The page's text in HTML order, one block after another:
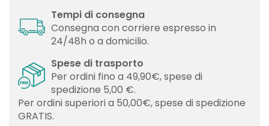
Tempi di consegna
Consegna con corriere espresso in
24/48h o a domicilio.
Spese di trasporto
Per ordini fino a 49,90€, spese di
spedizione 5,00 €.
Per ordini superiori a 50,00€, spese di spedizione
GRATIS.